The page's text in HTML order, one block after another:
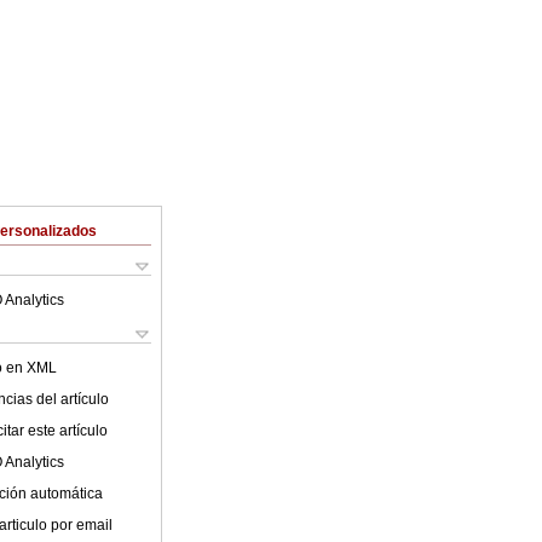
Analytics
en XML
del artículo
este artículo
Analytics
automática
por email